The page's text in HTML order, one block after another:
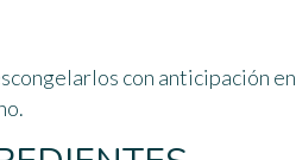
con anticipación en